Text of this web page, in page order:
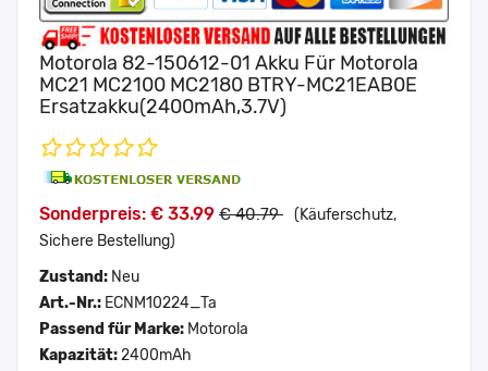
Motorola 82-150612-01 Akku Für Motorola
MC21 MC2100 MC2180 BTRY-MC21EAB0E
Ersatzakku(2400mAh,3.7V)
Sonderpreis: € 33.99 € 40.79 (Käuferschutz,
Sichere Bestellung)
Zustand: Neu
Art.-Nr.: ECNM10224_Ta
Passend für Marke: Motorola
Kapazität:2400mAh